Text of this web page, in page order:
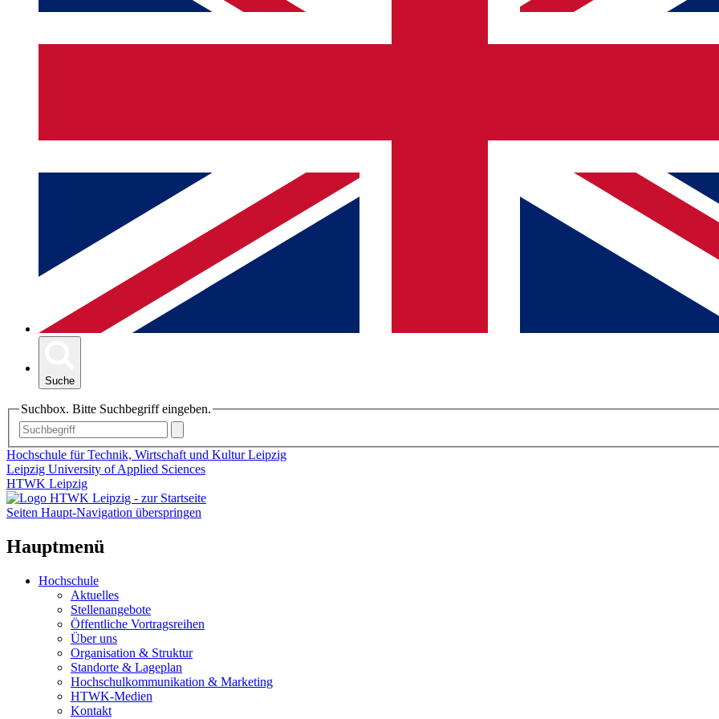
Suche
Suchbox. Bitte Suchbegriff eingeben.
Hochschule für Technik, Wirtschaft und Kultur Leipzig
Leipzig University of Applied Sciences
HTWK Leipzig
Seiten Haupt-Navigation überspringen
Hauptmenü
Hochschule
Aktuelles
Stellenangebote
Öffentliche Vortragsreihen
Über uns
Organisation & Struktur
Standorte & Lageplan
Hochschulkommunikation & Marketing
HTWK-Medien
Kontakt